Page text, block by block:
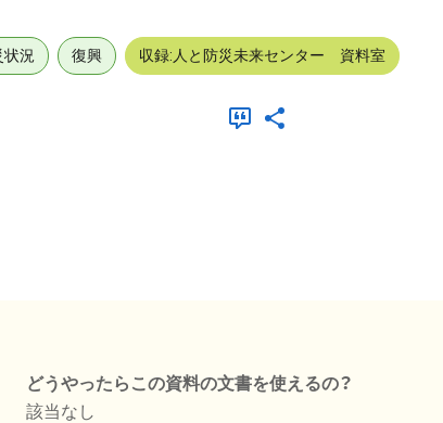
状況 復興 収録:人と防災未来センター 資料室
どうやったらこの資料の文書を使えるの？
該当なし